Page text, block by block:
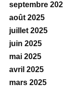
septembre
août 2025
juillet 2025
juin 2025
mai 2025
avril 2025
mars 2025